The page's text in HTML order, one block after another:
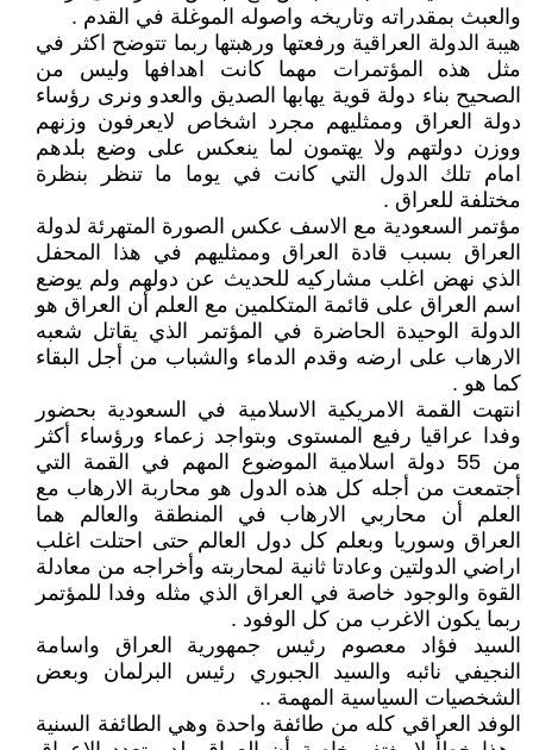
والعبث بمقدراته وتاريخه واصوله الموغلة في القدم .
هيبة الدولة العراقية ورفعتها ورهبتها ربما تتوضح اكثر في
مثل هذه المؤتمرات مهما كانت اهدافها وليس من
الصحيح بناء دولة قوية يهابها الصديق والعدو ونرى رؤساء
دولة العراق وممثليهم مجرد اشخاص لايعرفون وزنهم
ووزن دولتهم ولا يهتمون لما ينعكس على وضع بلدهم
امام تلك الدول التي كانت في يوما ما تنظر بنظرة
مختلفة للعراق .
مؤتمر السعودية مع الاسف عكس الصورة المتهرئة لدولة
العراق بسبب قادة العراق وممثليهم في هذا المحفل
الذي نهض اغلب مشاركيه للحديث عن دولهم ولم يوضع
اسم العراق على قائمة المتكلمين مع العلم أن العراق هو
الدولة الوحيدة الحاضرة في المؤتمر الذي يقاتل شعبه
الارهاب على ارضه وقدم الدماء والشباب من أجل البقاء
كما هو .
انتهت القمة الامريكية الاسلامية في السعودية بحضور
وفدا عراقيا رفيع المستوى وبتواجد زعماء ورؤساء أكثر
من 55 دولة اسلامية الموضوع المهم في القمة التي
أجتمعت من أجله كل هذه الدول هو محاربة الارهاب مع
العلم أن محاربي الارهاب في المنطقة والعالم هما
العراق وسوريا وبعلم كل دول العالم حتى احتلت اغلب
اراضي الدولتين وعادتا ثانية لمحاربته وأخراجه من معادلة
القوة والوجود خاصة في العراق الذي مثله وفدا للمؤتمر
ربما يكون الاغرب من كل الوفود .
السيد فؤاد معصوم رئيس جمهورية العراق واسامة
النجيفي نائبه والسيد الجبوري رئيس البرلمان وبعض
الشخصيات السياسية المهمة ..
الوفد العراقي كله من طائفة واحدة وهي الطائفة السنية